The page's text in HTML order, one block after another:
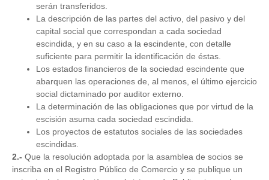
serán transferidos.
La descripción de las partes del activo, del pasivo y del
capital social que correspondan a cada sociedad
escindida, y en su caso a la escindente, con detalle
suficiente para permitir la identificación de éstas.
Los estados financieros de la sociedad escindente que
abarquen las operaciones de, al menos, el último ejercicio
social dictaminado por auditor externo.
La determinación de las obligaciones que por virtud de la
escisión asuma cada sociedad escindida.
Los proyectos de estatutos sociales de las sociedades
escindidas.
2.- Que la resolución adoptada por la asamblea de socios se
inscriba en el Registro Público de Comercio y se publique un